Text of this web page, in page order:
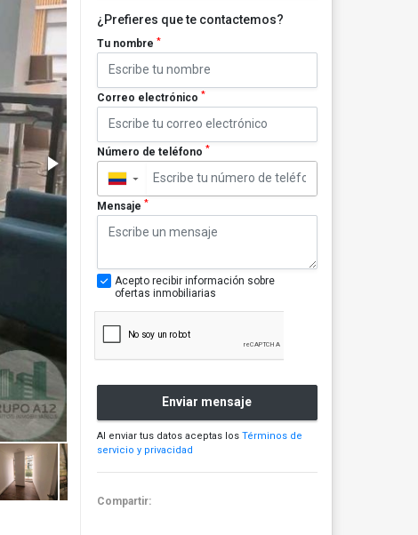
¿Prefieres que te contactemos?
Tu nombre *
Correo electrónico *
Número de teléfono *
▼
Mensaje *
Acepto recibir información sobre
ofertas inmobiliarias
Enviar mensaje
Al enviar tus datos aceptas los Términos de
servicio y privacidad
Compartir: